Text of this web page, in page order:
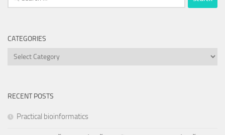
for:
CATEGORIES
Categories
RECENT POSTS
Practical bioinformatics